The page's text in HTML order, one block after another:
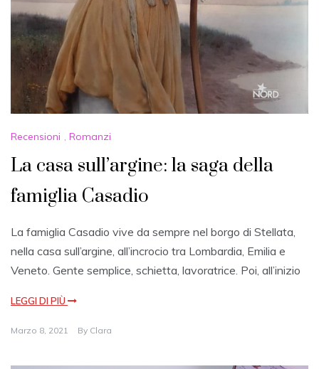
Recensioni , Romanzi
La casa sull’argine: la saga della
famiglia Casadio
La famiglia Casadio vive da sempre nel borgo di Stellata,
nella casa sull’argine, all’incrocio tra Lombardia, Emilia e
Veneto. Gente semplice, schietta, lavoratrice. Poi, all’inizio
LEGGI DI PIÙ
Marzo 8, 2021 By Clara